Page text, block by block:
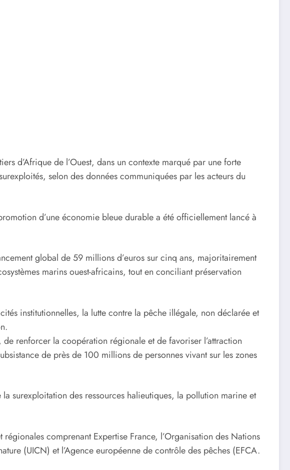
d’Afrique de l’Ouest, dans un contexte marqué par une forte
selon des données communiquées par les acteurs du
d’une économie bleue durable a été officiellement lancé à
global de 59 millions d’euros sur cinq ans, majoritairement
marins ouest-africains, tout en conciliant préservation
institutionnelles, la lutte contre la pêche illégale, non déclarée et
renforcer la coopération régionale et de favoriser l’attraction
de près de 100 millions de personnes vivant sur les zones
surexploitation des ressources halieutiques, la pollution marine et
comprenant Expertise France, l’Organisation des Nations
(UICN) et l’Agence européenne de contrôle des pêches (EFCA.